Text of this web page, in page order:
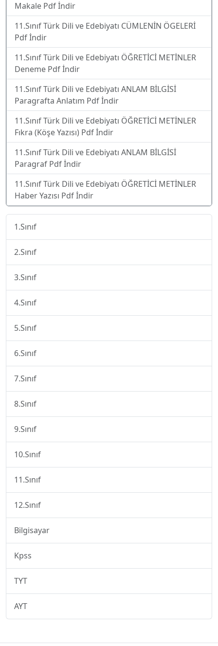
Makale Pdf İndir
11.Sınıf Türk Dili ve Edebiyatı CÜMLENİN ÖGELERİ
Pdf İndir
11.Sınıf Türk Dili ve Edebiyatı ÖĞRETİCİ METİNLER
Deneme Pdf İndir
11.Sınıf Türk Dili ve Edebiyatı ANLAM BİLGİSİ
Paragrafta Anlatım Pdf İndir
11.Sınıf Türk Dili ve Edebiyatı ÖĞRETİCİ METİNLER
Fıkra (Köşe Yazısı) Pdf İndir
11.Sınıf Türk Dili ve Edebiyatı ANLAM BİLGİSİ
Paragraf Pdf İndir
11.Sınıf Türk Dili ve Edebiyatı ÖĞRETİCİ METİNLER
Haber Yazısı Pdf İndir
1.Sınıf
2.Sınıf
3.Sınıf
4.Sınıf
5.Sınıf
6.Sınıf
7.Sınıf
8.Sınıf
9.Sınıf
10.Sınıf
11.Sınıf
12.Sınıf
Bilgisayar
Kpss
TYT
AYT